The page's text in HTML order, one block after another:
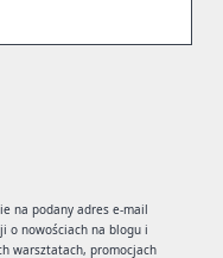
na podany adres e-mail
o nowościach na blogu i
warsztatach, promocjach